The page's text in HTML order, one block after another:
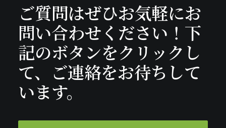
ご質問はぜひお気軽にお
問い合わせください！下
記のボタンをクリックし
て、ご連絡をお待ちして
います。